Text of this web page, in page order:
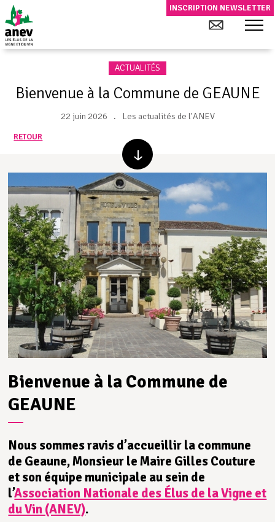
INSCRIPTION NEWSLETTER
ACTUALITÉS
Bienvenue à la Commune de GEAUNE
22 juin 2026 Les actualités de l'ANEV
RETOUR
Bienvenue à la Commune de
GEAUNE
Nous sommes ravis d’accueillir la commune
de Geaune, Monsieur le Maire Gilles Couture
et son équipe municipale au sein de
l’Association Nationale des Élus de la Vigne et
du Vin (ANEV).